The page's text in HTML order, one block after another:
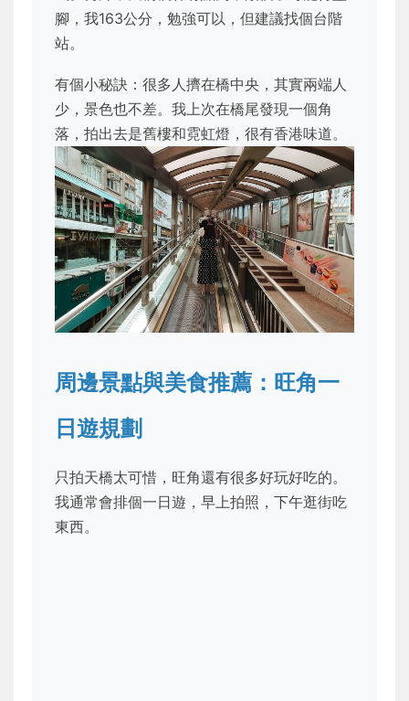
腳，我163公分，勉強可以，但建議找個台階
站。
有個小秘訣：很多人擠在橋中央，其實兩端人
少，景色也不差。我上次在橋尾發現一個角
落，拍出去是舊樓和霓虹燈，很有香港味道。
周邊景點與美食推薦：旺角一
日遊規劃
只拍天橋太可惜，旺角還有很多好玩好吃的。
我通常會排個一日遊，早上拍照，下午逛街吃
東西。